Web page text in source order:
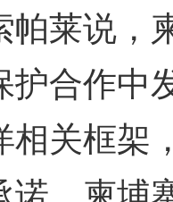
帕莱说，
护合作中
相关框架
诺。柬埔